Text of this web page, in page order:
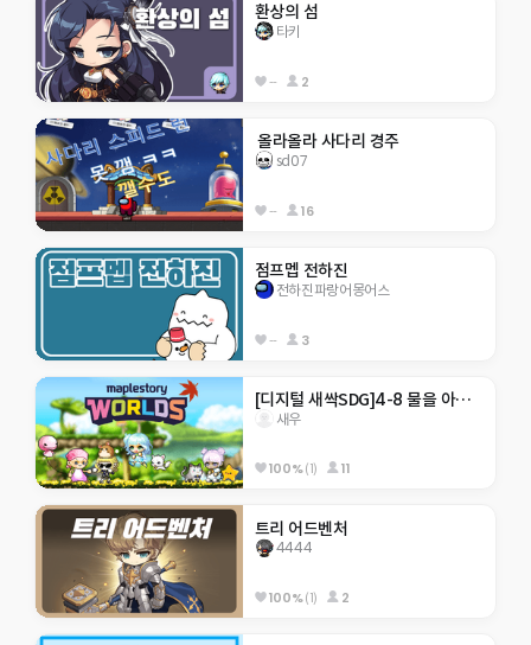
환상의 섬
타키
-- 2
올라올라 사다리 경주
sd07
-- 16
점프멥 전하진
전하진파랑어몽어스
-- 3
[디지털 새싹SDG]4-8 물을 아끼는 3가지 방법
새우
100%(1) 11
트리 어드벤처
4444
100%(1) 2